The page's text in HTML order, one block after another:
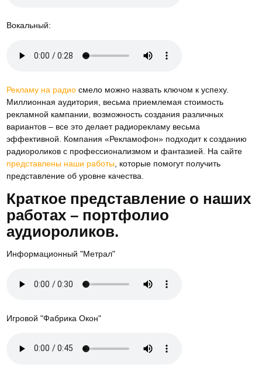
Вокальный:
Рекламу на радио смело можно назвать ключом к успеху.
Миллионная аудитория, весьма приемлемая стоимость
рекламной кампании, возможность создания различных
вариантов – все это делает радиорекламу весьма
эффективной. Компания «Рекламофон» подходит к созданию
радиороликов с профессионализмом и фантазией. На сайте
представлены наши работы , которые помогут получить
представление об уровне качества.
Краткое представление о наших
работах – портфолио
аудиороликов.
Информационный "Метрал"
Игровой "Фабрика Окон"